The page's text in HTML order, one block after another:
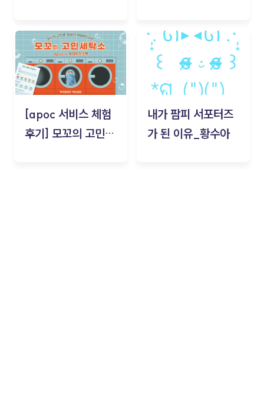
김태현
[apoc 서비스 체험
후기] 모꼬의 고민세
내가 팜피 서포터즈
가 된 이유_황수아